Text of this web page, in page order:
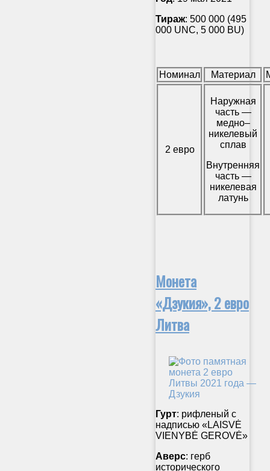
Тираж: 500 000 (495
000 UNC, 5 000 BU)
Номинал Материал
2 евро
Наружная
часть —
медно–
никелевый
сплав
Внутренняя
часть —
никелевая
латунь
Монета
«Дзукия», 2 евро
Литва
Гурт: рифленый с
надписью «LAISVĖ
VIENYBĖ GEROVĖ»
Аверс: герб
исторического